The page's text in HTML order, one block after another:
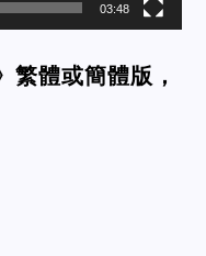
03:48
繁體或簡體版，